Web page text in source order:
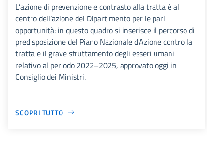
L’azione di prevenzione e contrasto alla tratta è al
centro dell’azione del Dipartimento per le pari
opportunità: in questo quadro si inserisce il percorso di
predisposizione del Piano Nazionale d’Azione contro la
tratta e il grave sfruttamento degli esseri umani
relativo al periodo 2022–2025, approvato oggi in
Consiglio dei Ministri.
SCOPRI TUTTO